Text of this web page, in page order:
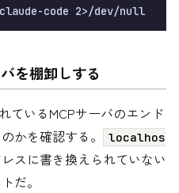
を棚卸しする
ているMCPサーバのエンド
かを確認する。
localhos
スに書き換えられていない
だ。